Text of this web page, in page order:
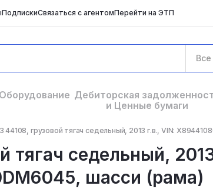
ПодпискиСвязаться с агентомПерейти на ЭТП
Оборудование Дебиторская
и Ценные бумаги
грузовой тягач седельный, 2013 г.в., VIN:
тягач седельный,
шасси (рама)